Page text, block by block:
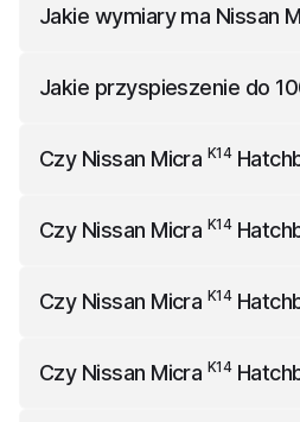
Jakie wymiary ma Nissan
Jakie przyspieszenie do
Czy Nissan Micra K14
Czy Nissan Micra K14
Czy Nissan Micra K14
Czy Nissan Micra K14